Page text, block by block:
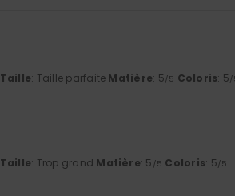
Taille: Taille parfaite Matière: 5/5 Coloris: 5/
Taille: Trop grand Matière: 5 /5 Coloris: 5/5